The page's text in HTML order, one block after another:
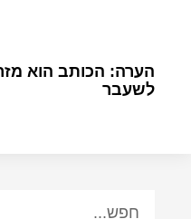
הערה: הכותב הוא
לשעבר